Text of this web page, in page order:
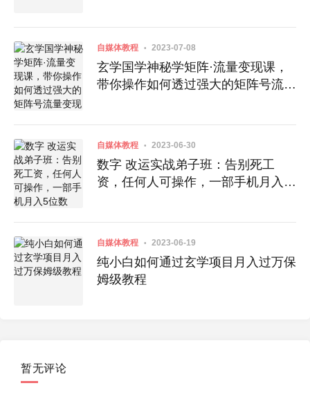
自媒体教程 2023-07-08
玄学国学神秘学矩阵·流量变现课，
带你操作如何透过强大的矩阵号流量
自媒体教程 2023-06-30
数字 改运实战弟子班：告别死工
资，任何人可操作，一部手机月入5
自媒体教程 2023-06-19
纯小白如何通过玄学项目月入过万保
姆级教程
暂无评论